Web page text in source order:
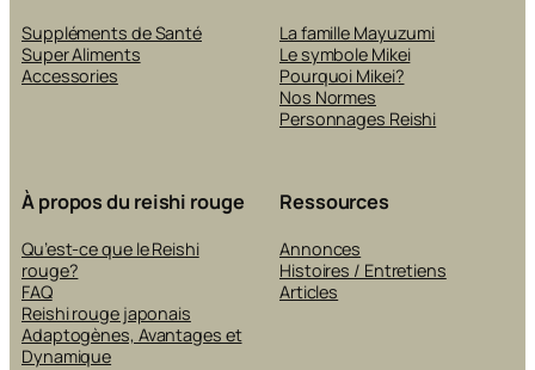
Suppléments de Santé
Super Aliments
Accessories
La famille Mayuzumi
Le symbole Mikei
Pourquoi Mikei?
Nos Normes
Personnages Reishi
À propos du reishi rouge
Qu’est-ce que le Reishi
rouge?
FAQ
Reishi rouge japonais
Adaptogènes, Avantages et
Dynamique
Ressources
Annonces
Histoires / Entretiens
Articles